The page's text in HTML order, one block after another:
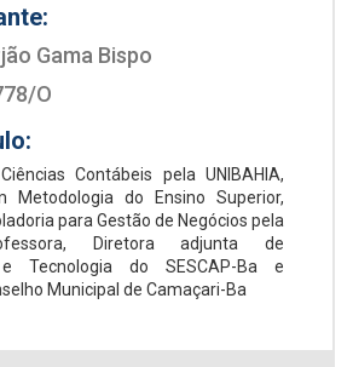
Gama Bispo
O
Contábeis pela UNIBAHIA,
Metodologia do Ensino Superior,
para Gestão de Negócios pela
Diretora adjunta de
e Tecnologia do SESCAP-Ba e
Municipal de Camaçari-Ba